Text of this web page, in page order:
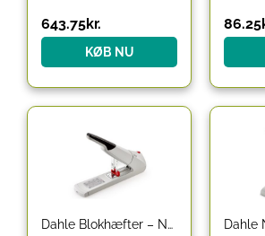
643.75kr.
KØB NU
86.25
Dahle Blokhæfter – Novus B56 , kapacitet 200 ark